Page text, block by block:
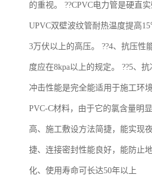
的重视。 ??CPVC电力管是硬直
UPVC双壁波纹管耐热温度提高
3万伏以上的高压。 ??4、抗压性
度应在8kpa以上的规定。 ??5、
冲击性能是完全能适用于施工环
PVC-C材料，由于它的氯含量明
高、施工敷设方法简捷，能实现
捷、连接密封性能良好，能防止
化、使用寿命可长达50年以上